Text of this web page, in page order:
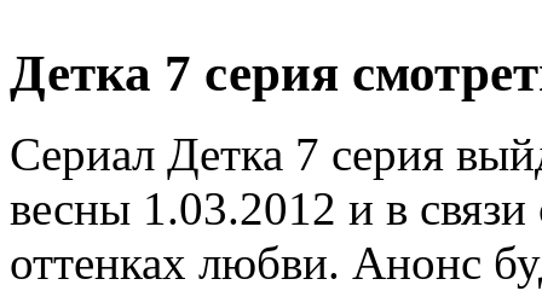
Детка 7 серия
Сериал Детка 7 серия
весны 1.03.2012 и в
оттенках любви. Анонс